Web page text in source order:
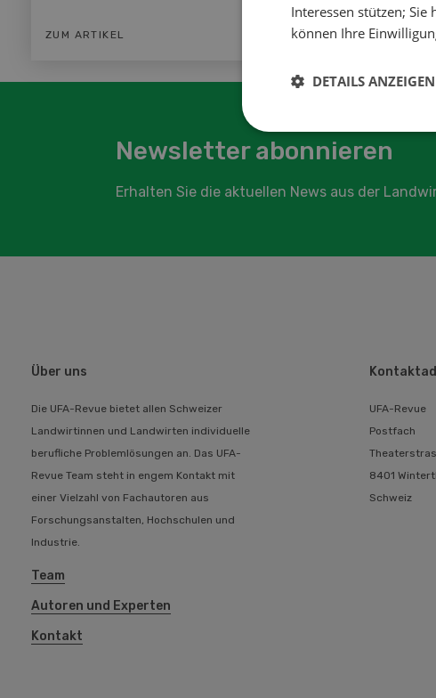
ZUM ARTIKEL ZUM ARTIKEL
Newsletter abonnieren
Erhalten Sie die aktuellen News aus der
Über uns
Die UFA-Revue bietet allen Schweizer
Landwirtinnen und Landwirten individuelle
berufliche Problemlösungen an. Das UFA-
Revue Team steht in engem Kontakt mit
einer Vielzahl von Fachautoren aus
Forschungsanstalten, Hochschulen und
Industrie.
Team
Autoren und Experten
Kontakt
UFA-Revue
Postfach
8401
Schweiz
Interessen stützen; Sie
können Ihre
DETAILS ANZEIGEN